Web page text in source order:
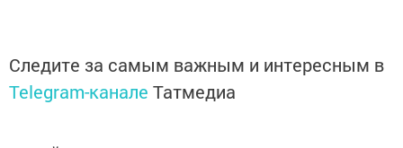
Следите за самым важным и интересным в
Telegram-канале Татмедиа